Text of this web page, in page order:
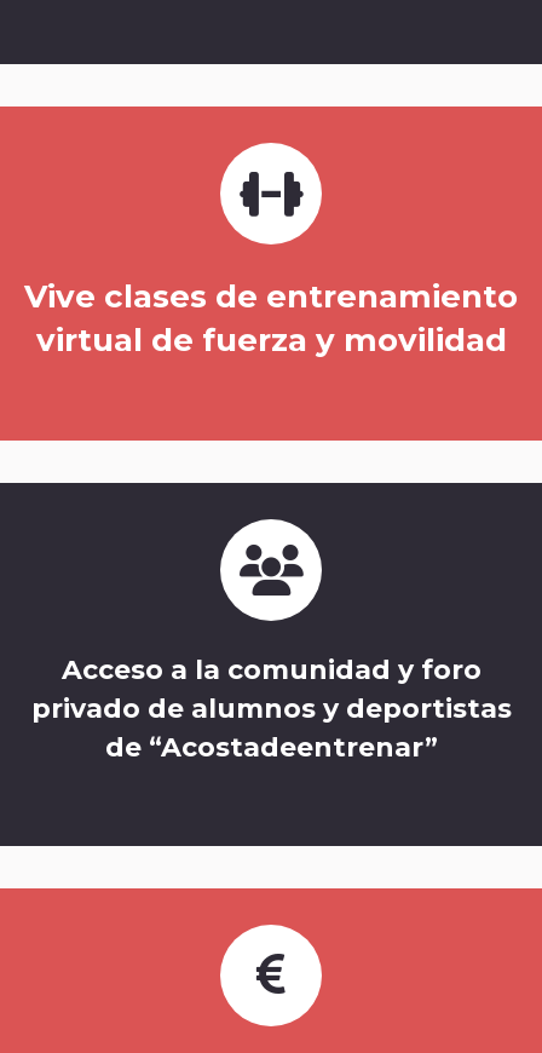
Vive clases de entrenamiento
virtual de fuerza y movilidad
Acceso a la comunidad y foro
privado de alumnos y deportistas
de “Acostadeentrenar”